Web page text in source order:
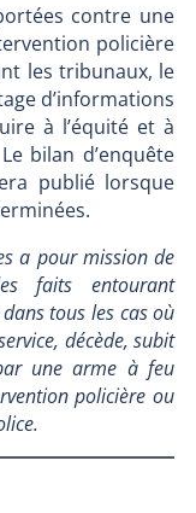
contre une
policière
les tribunaux, le
d’informations
à l’équité et à
bilan d’enquête
publié lorsque
a pour mission de
faits entourant
tous les cas où
décède, subit
une arme à feu
policière ou